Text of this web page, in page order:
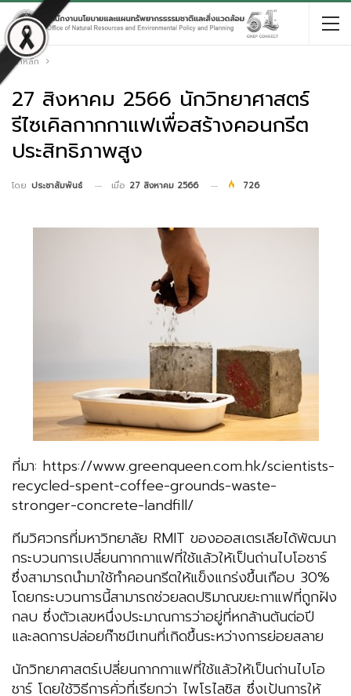
หน้าหลัก
27 สิงหาคม 2566 นักวิทยาศาสตร์
รีไซเคิลกากกาแฟเพื่อสร้างคอนกรีต
ประสิทธิภาพสูง
โดย ประชาสัมพันธ์ เมื่อ 27 สิงหาคม 2566 726
ที่มา: https://www.greenqueen.com.hk/scientists-
recycled-spent-coffee-grounds-waste-
stronger-concrete-landfill/
ทีมวิศวกรที่มหาวิทยาลัย RMIT ของออสเตรเลียได้พัฒนา
กระบวนการเปลี่ยนกากกาแฟที่ใช้แล้วให้เป็นถ่านไบโอชาร์
ซึ่งสามารถนำมาใช้ทำคอนกรีตให้แข็งแกร่งขึ้นเกือบ 30%
โดยกระบวนการนี้สามารถช่วยลดปริมาณขยะกาแฟที่ถูกฝัง
กลบ ซึ่งตัวเลขหนึ่งประมาณการว่าอยู่ที่หกล้านตันต่อปี
และลดการปล่อยก๊าซมีเทนที่เกิดขึ้นระหว่างการย่อยสลาย
นักวิทยาศาสตร์เปลี่ยนกากกาแฟที่ใช้แล้วให้เป็นถ่านไบโอ
ชาร์ โดยใช้วิธีการคั่วที่เรียกว่า ไพโรไลซิส ซึ่งเป้นการให้